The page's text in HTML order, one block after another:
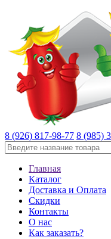
8 (926) 817-98-77 8 (985)
Главная
Каталог
Доставка и Оплата
Скидки
Контакты
О нас
Как заказать?